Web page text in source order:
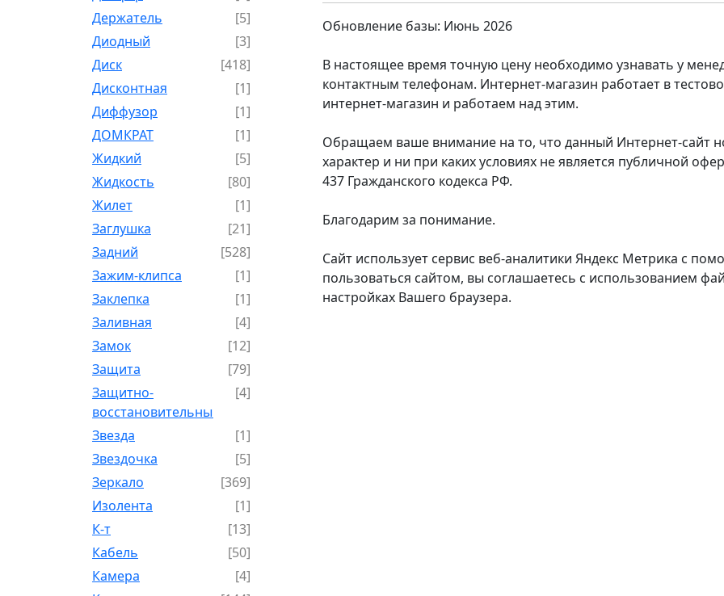
Держатель
[5]
Диодный
[3]
Диск
[418]
Дисконтная
[1]
Диффузор
[1]
ДОМКРАТ
[1]
Жидкий
[5]
Жидкость
[80]
Жилет
[1]
Заглушка
[21]
Задний
[528]
Зажим-клипса
[1]
Заклепка
[1]
Заливная
[4]
Замок
[12]
Защита
[79]
Защитно-
восстановительный
[4]
Звезда
[1]
Звездочка
[5]
Зеркало
[369]
Изолента
[1]
К-т
[13]
Кабель
[50]
Камера
[4]
Обновление базы: Июнь 2026
В настоящее время точную цену необходимо узнавать у
контактным телефонам. Интернет-магазин работает в
интернет-магазин и работаем над этим.
Обращаем ваше внимание на то, что данный Интернет-сайт
характер и ни при каких условиях не является публичной
437 Гражданского кодекса РФ.
Благодарим за понимание.
Сайт использует сервис веб-аналитики Яндекс Метрика с
пользоваться сайтом, вы соглашаетесь с использованием
настройках Вашего браузера.